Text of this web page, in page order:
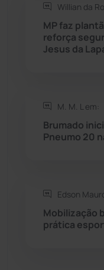
Sebastião
Tanhaçu
Tecnologia
Urandi
Willian da
MP faz
reforça
Jesus da
M. M. L em:
Brumado
Pneumo 20
Edson
Mobilização
prática